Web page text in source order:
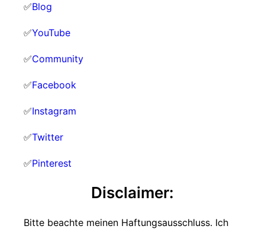
✅Blog
✅YouTube
✅Community
✅Facebook
✅Instagram
✅Twitter
✅Pinterest
Disclaimer:
Bitte beachte meinen Haftungsausschluss. Ich